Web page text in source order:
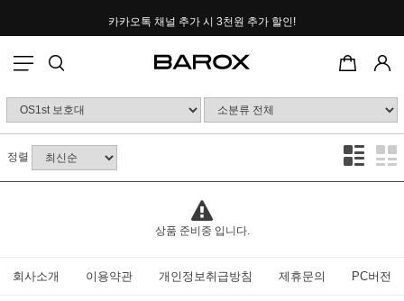
카카오톡 채널 추가 시 3천원 추가 할인!
포토후기 작성 시2000P 적립
정렬
상품 준비중 입니다.
회사소개 이용약관 개인정보취급방침 제휴문의 PC버전